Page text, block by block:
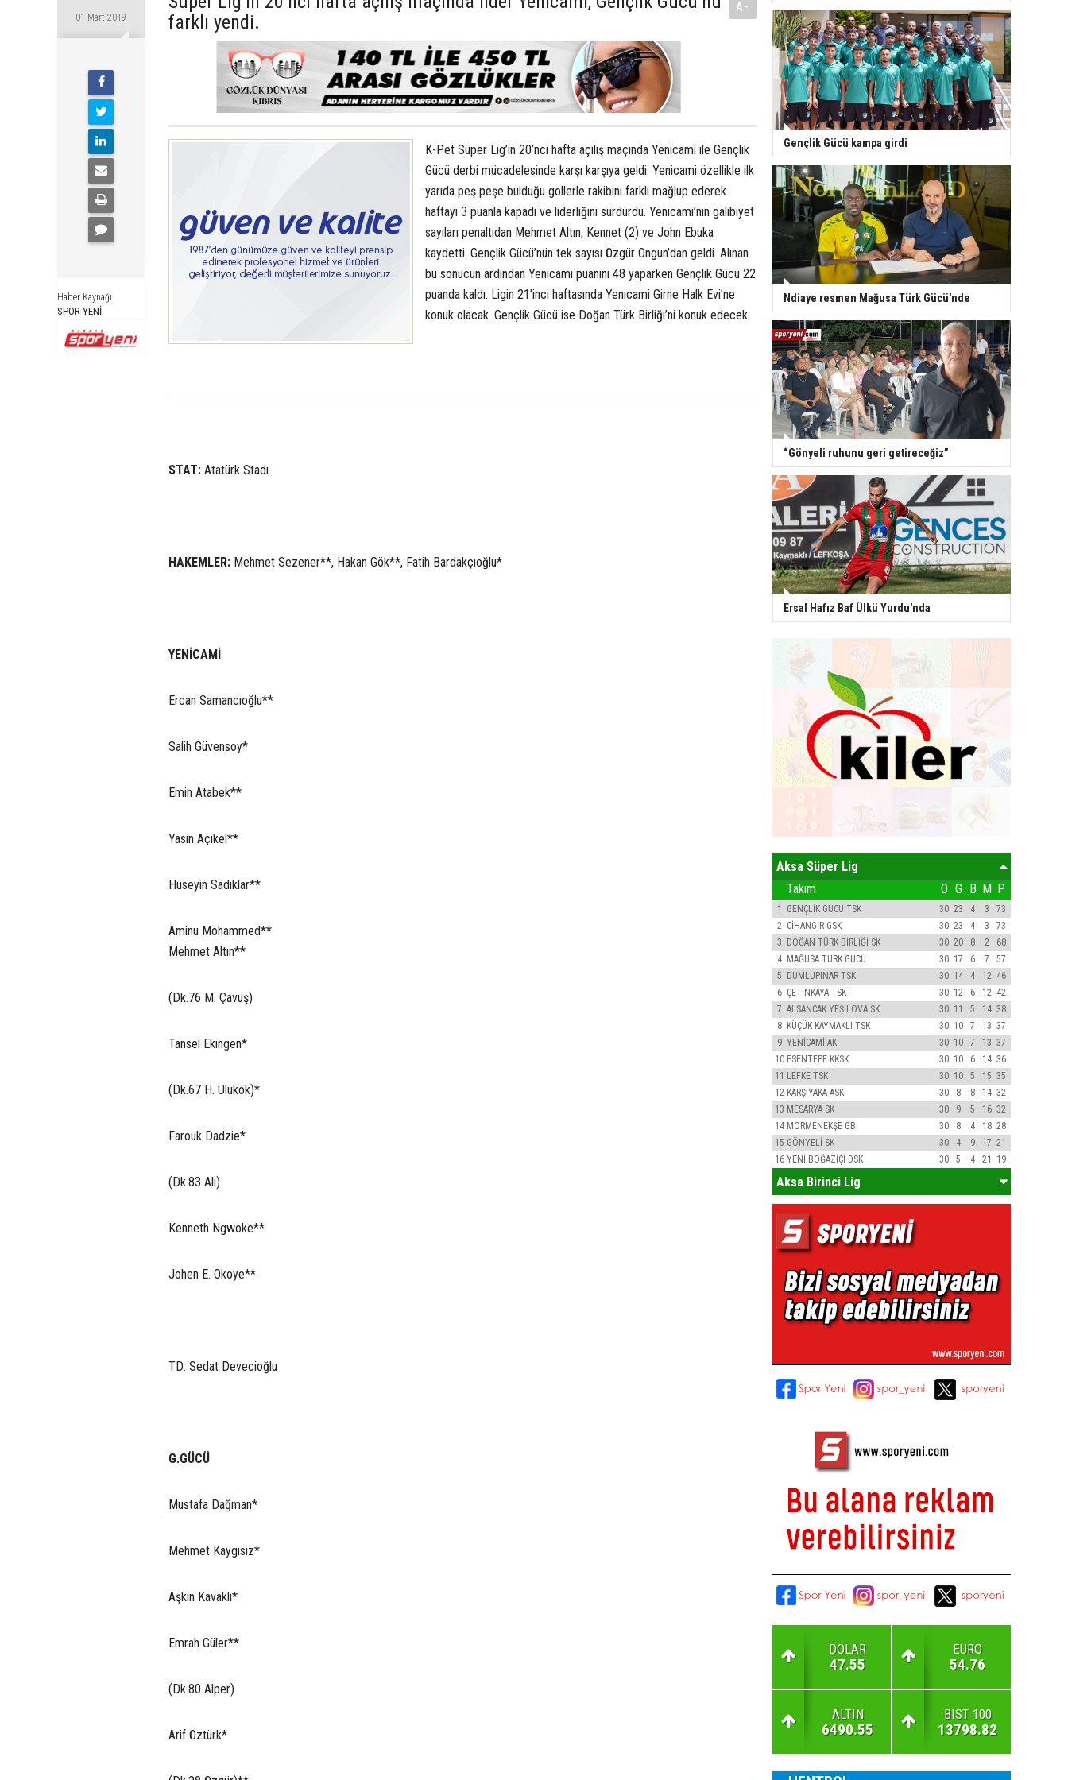
01 Mart 2019
Haber Kaynağı
SPOR YENİ
farklı yendi.
A-
K-Pet Süper Lig’in 20’nci hafta açılış maçında Yenicami ile Gençlik
Gücü derbi mücadelesinde karşı karşıya geldi. Yenicami özellikle ilk
yarıda peş peşe bulduğu gollerle rakibini farklı mağlup ederek
haftayı 3 puanla kapadı ve liderliğini sürdürdü. Yenicami’nin galibiyet
sayıları penaltıdan Mehmet Altın, Kennet (2) ve John Ebuka
kaydetti. Gençlik Gücü’nün tek sayısı Özgür Ongun’dan geldi. Alınan
bu sonucun ardından Yenicami puanını 48 yaparken Gençlik Gücü 22
puanda kaldı. Ligin 21’inci haftasında Yenicami Girne Halk Evi’ne
konuk olacak. Gençlik Gücü ise Doğan Türk Birliği’ni konuk edecek.
STAT: Atatürk Stadı
HAKEMLER: Mehmet Sezener**, Hakan Gök**, Fatih Bardakçıoğlu*
YENİCAMİ
Ercan Samancıoğlu**
Salih Güvensoy*
Emin Atabek**
Yasin Açıkel**
Hüseyin Sadıklar**
Aminu Mohammed**
Mehmet Altın**
(Dk.76 M. Çavuş)
Tansel Ekingen*
(Dk.67 H. Ulukök)*
Farouk Dadzie*
(Dk.83 Ali)
Kenneth Ngwoke**
Johen E. Okoye**
TD: Sedat Devecioğlu
G.GÜCÜ
Mustafa Dağman*
Mehmet Kaygısız*
Aşkın Kavaklı*
Emrah Güler**
(Dk.80 Alper)
Arif Öztürk*
Gençlik Gücü kampa girdi
Ndiaye resmen Mağusa Türk Gücü'nde
“Gönyeli ruhunu geri getireceğiz”
Ersal Hafız Baf Ülkü Yurdu'nda
Aksa Süper Lig
Takım O G B M P
1 GENÇLİK GÜCÜ TSK 30 23 4 3
73
2 CİHANGİR GSK 30 23 4 3
73
3 DOĞAN TÜRK BİRLİĞİ SK 30 20 8 2
68
4 MAĞUSA TÜRK GÜCÜ 30 17 6 7
57
5 DUMLUPINAR TSK 30 14 4 12 46
6 ÇETİNKAYA TSK 30 12 6 12 42
7 ALSANCAK YEŞİLOVA SK 30 11 5 14 38
8 KÜÇÜK KAYMAKLI TSK 30 10 7 13 37
9 YENİCAMİ AK 30 10 7 13 37
10 ESENTEPE KKSK 30 10 6 14 36
11 LEFKE TSK 30 10 5 15 35
12 KARŞIYAKA ASK 30 8 8 14 32
13 MESARYA SK 30 9 5 16 32
14 MORMENEKŞE GB 30 8 4 18 28
15 GÖNYELİ SK 30 4 9 17 21
16 YENİ BOĞAZİÇİ DSK 30 5 4 21 19
Aksa Birinci Lig
DOLAR
47.55
EURO
54.76
ALTIN
6490.55
BIST 100
13798.82